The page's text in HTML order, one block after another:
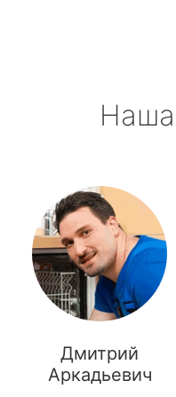
Дмитрий
Аркадьевич